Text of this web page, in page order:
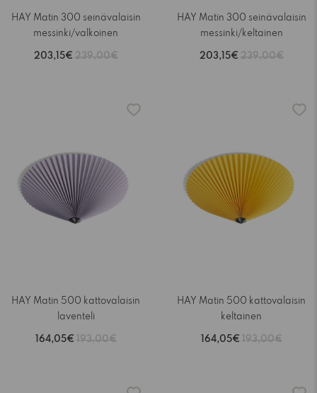
HAY Matin 300 seinävalaisin
messinki/valkoinen
203,15€ 239,00€
HAY Matin 300 seinävalaisin
messinki/keltainen
203,15€ 239,00€
HAY Matin 500 kattovalaisin
laventeli
164,05€ 193,00€
HAY Matin 500 kattovalaisin
keltainen
164,05€ 193,00€